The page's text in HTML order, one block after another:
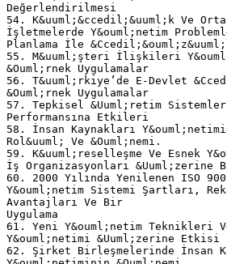
Değerlendirilmesi
54. K&uuml;&ccedil;&uuml;k Ve
İşletmelerde Y&ouml;netim
Planlama İle
55. M&uuml;şteri İlişkileri
&Ouml;rnek Uygulamalar
56. T&uuml;rkiye’de E-Devlet
&Ouml;rnek Uygulamalar
57. Tepkisel &Uuml;retim
Performansına Etkileri
58. İnsan Kaynakları
Rol&uuml; Ve &Ouml;nemi.
59. K&uuml;reselleşme Ve Esnek
İş Organizasyonları &Uuml;zerine
60. 2000 Yılında Yenilenen ISO
Y&ouml;netim Sistemi Şartları,
Avantajları Ve Bir
Uygulama
61. Yeni Y&ouml;netim Teknikleri
Y&ouml;netimi &Uuml;zerine Etkisi
62. Şirket Birleşmelerinde İnsan